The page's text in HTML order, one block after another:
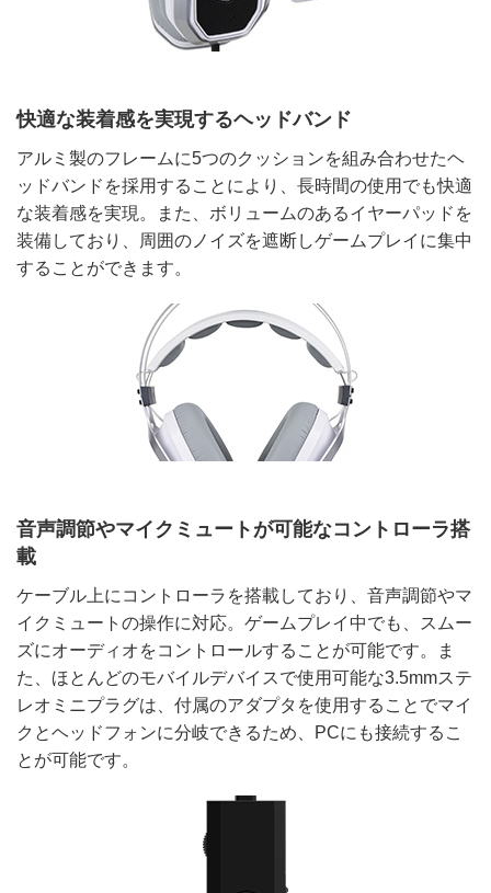
快適な装着感を実現するヘッドバンド
アルミ製のフレームに5つのクッションを組み合わせたヘ
ッドバンドを採用することにより、長時間の使用でも快適
な装着感を実現。また、ボリュームのあるイヤーパッドを
装備しており、周囲のノイズを遮断しゲームプレイに集中
することができます。
音声調節やマイクミュートが可能なコントローラ搭
載
ケーブル上にコントローラを搭載しており、音声調節やマ
イクミュートの操作に対応。ゲームプレイ中でも、スムー
ズにオーディオをコントロールすることが可能です。ま
た、ほとんどのモバイルデバイスで使用可能な3.5mmステ
レオミニプラグは、付属のアダプタを使用することでマイ
クとヘッドフォンに分岐できるため、PCにも接続するこ
とが可能です。